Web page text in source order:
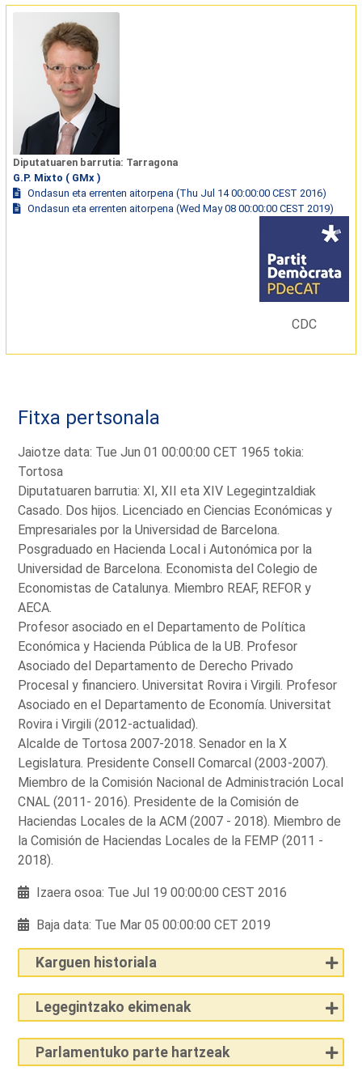
Diputatuaren barrutia: Tarragona
G.P. Mixto ( GMx )
Ondasun eta errenten aitorpena (Thu Jul 14 00:00:00 CEST 2016)
Ondasun eta errenten aitorpena (Wed May 08 00:00:00 CEST 2019)
CDC
Fitxa pertsonala
Jaiotze data: Tue Jun 01 00:00:00 CET 1965 tokia:
Tortosa
Diputatuaren barrutia: XI, XII eta XIV Legegintzaldiak
Casado. Dos hijos. Licenciado en Ciencias Económicas y
Empresariales por la Universidad de Barcelona.
Posgraduado en Hacienda Local i Autonómica por la
Universidad de Barcelona. Economista del Colegio de
Economistas de Catalunya. Miembro REAF, REFOR y
AECA.
Profesor asociado en el Departamento de Política
Económica y Hacienda Pública de la UB. Profesor
Asociado del Departamento de Derecho Privado
Procesal y financiero. Universitat Rovira i Virgili. Profesor
Asociado en el Departamento de Economía. Universitat
Rovira i Virgili (2012-actualidad).
Alcalde de Tortosa 2007-2018. Senador en la X
Legislatura. Presidente Consell Comarcal (2003-2007).
Miembro de la Comisión Nacional de Administración Local
CNAL (2011- 2016). Presidente de la Comisión de
Haciendas Locales de la ACM (2007 - 2018). Miembro de
la Comisión de Haciendas Locales de la FEMP (2011 -
2018).
Izaera osoa: Tue Jul 19 00:00:00 CEST 2016
Baja data: Tue Mar 05 00:00:00 CET 2019
Karguen historiala
Legegintzako ekimenak
Parlamentuko parte hartzeak